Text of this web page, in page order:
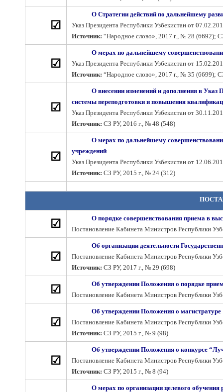
☑
О Стратегии действий по дальнейшему
Указ Президента Республики Узбекистан от
Источник: “Народное слово», 2017 г., № 28 (6692);
☑
О мерах по дальнейшему
Указ Президента Республики Узбекистан от
Источник: “Народное слово», 2017 г., № 35 (6699);
☑
О внесении изменений и дополнения в
системы переподготовки и повышения
Указ Президента Республики Узбекистан от
Источник: СЗ РУ, 2016 г., № 48 (548)
☑
О мерах по дальнейшему
учреждений
Указ Президента Республики Узбекистан от
Источник: СЗ РУ, 2015 г., № 24 (312)
☑
О порядке совершенствования приема в
Постановление Кабинета Министров Республики
☑
Об организации деятельности
Постановление Кабинета Министров Республики
Источник: СЗ РУ, 2017 г., № 29 (698)
☑
Об утверждении Положения о порядке
Постановление Кабинета Министров Республики
☑
Об утверждении Положения о магистратуре
Постановление Кабинета Министров Республики
Источник: СЗ РУ, 2015 г., № 9 (98)
☑
Об утверждении Положения о конкурсе
Постановление Кабинета Министров Республики
Источник: СЗ РУ, 2015 г., № 8 (94)
О мерах по организации целевого